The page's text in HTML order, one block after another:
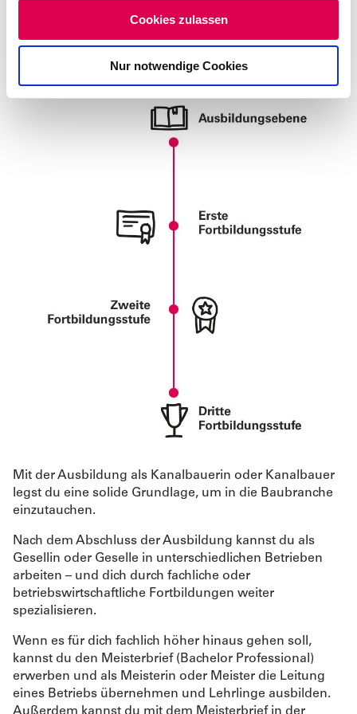
Cookies zulassen
Nur notwendige Cookies
Karrieremöglichkeiten.
Mit der Ausbildung als Kanalbauerin oder Kanalbauer
legst du eine solide Grundlage, um in die Baubranche
einzutauchen.
Nach dem Abschluss der Ausbildung kannst du als
Gesellin oder Geselle in unterschiedlichen Betrieben
arbeiten – und dich durch fachliche oder
betriebswirtschaftliche Fortbildungen weiter
spezialisieren.
Wenn es für dich fachlich höher hinaus gehen soll,
kannst du den Meisterbrief (Bachelor Professional)
erwerben und als Meisterin oder Meister die Leitung
eines Betriebs übernehmen und Lehrlinge ausbilden.
Außerdem kannst du mit dem Meisterbrief in der